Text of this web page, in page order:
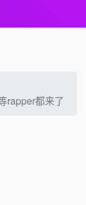
rapper都来了